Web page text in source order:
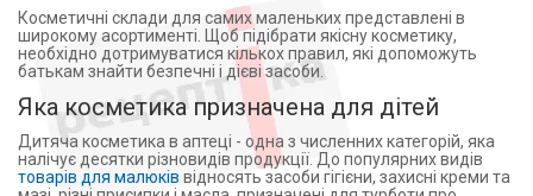
Косметичні склади для самих маленьких представлені в
широкому асортименті. Щоб підібрати якісну косметику,
необхідно дотримуватися кількох правил, які допоможуть
батькам знайти безпечні і дієві засоби.
Яка косметика призначена для дітей
Дитяча косметика в аптеці - одна з численних категорій, яка
налічує десятки різновидів продукції. До популярних видів
товарів для малюків відносять засоби гігієни, захисні креми та